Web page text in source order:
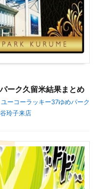
ーク久留米結果まとめ
ユーコーラッキー37ゆめパーク
玲子来店